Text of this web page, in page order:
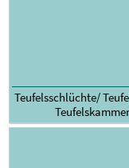
Teufelsschlüchte/